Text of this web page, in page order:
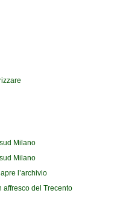
Milano
Milano
l’archivio
affresco del Trecento